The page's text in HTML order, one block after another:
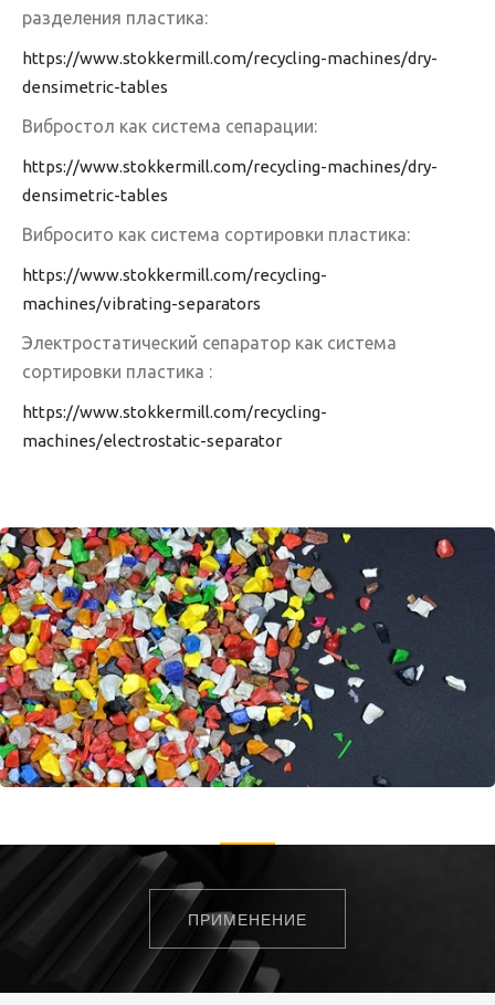
разделения пластика:
https://www.stokkermill.com/recycling-machines/dry-
densimetric-tables
Вибростол как система сепарации:
https://www.stokkermill.com/recycling-machines/dry-
densimetric-tables
Вибросито как система сортировки пластика:
https://www.stokkermill.com/recycling-
machines/vibrating-separators
Электростатический сепаратор как система
сортировки пластика :
https://www.stokkermill.com/recycling-
machines/electrostatic-separator
ПРИМЕНЕНИЕ